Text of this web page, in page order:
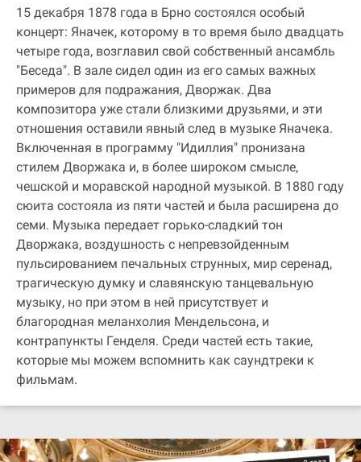
15 декабря 1878 года в Брно состоялся особый
концерт: Яначек, которому в то время было двадцать
четыре года, возглавил свой собственный ансамбль
"Беседа". В зале сидел один из его самых важных
примеров для подражания, Дворжак. Два
композитора уже стали близкими друзьями, и эти
отношения оставили явный след в музыке Яначека.
Включенная в программу "Идиллия" пронизана
стилем Дворжака и, в более широком смысле,
чешской и моравской народной музыкой. В 1880 году
сюита состояла из пяти частей и была расширена до
семи. Музыка передает горько-сладкий тон
Дворжака, воздушность с непревзойденным
пульсированием печальных струнных, мир серенад,
трагическую думку и славянскую танцевальную
музыку, но при этом в ней присутствует и
благородная меланхолия Мендельсона, и
контрапункты Генделя. Среди частей есть такие,
которые мы можем вспомнить как саундтреки к
фильмам.